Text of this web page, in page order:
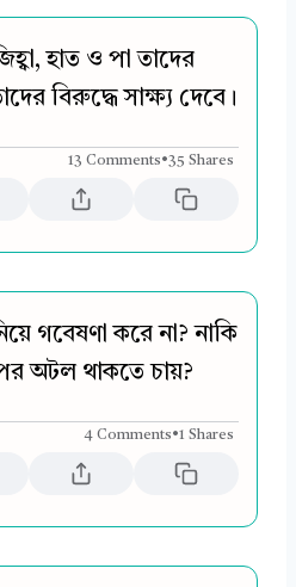
হাত ও পা তাদের
বিরুদ্ধে সাক্ষ্য দেবে।
13 Comments•35 Shares
গবেষণা করে না? নাকি
অটল থাকতে চায়?
4 Comments•1 Shares